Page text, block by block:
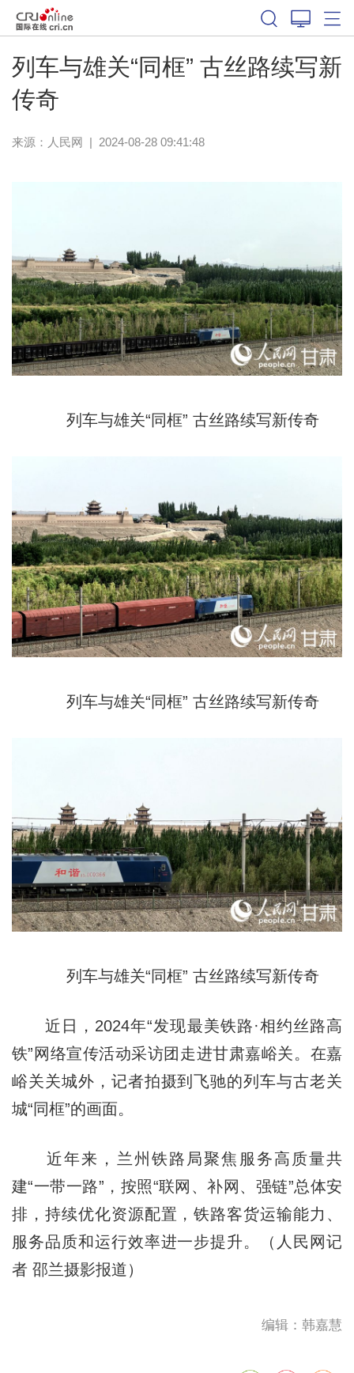
列车与雄关“同框” 古丝路续写新
传奇
来源： 人民网 | 2024-08-28 09:41:48
列车与雄关“同框” 古丝路续写新传奇
列车与雄关“同框” 古丝路续写新传奇
列车与雄关“同框” 古丝路续写新传奇
近日，2024年“发现最美铁路·相约丝路高
铁”网络宣传活动采访团走进甘肃嘉峪关。在嘉
峪关关城外，记者拍摄到飞驰的列车与古老关
城“同框”的画面。
近年来，兰州铁路局聚焦服务高质量共
建“一带一路”，按照“联网、补网、强链”总体安
排，持续优化资源配置，铁路客货运输能力、
服务品质和运行效率进一步提升。（人民网记
者 邵兰摄影报道）
编辑：韩嘉慧